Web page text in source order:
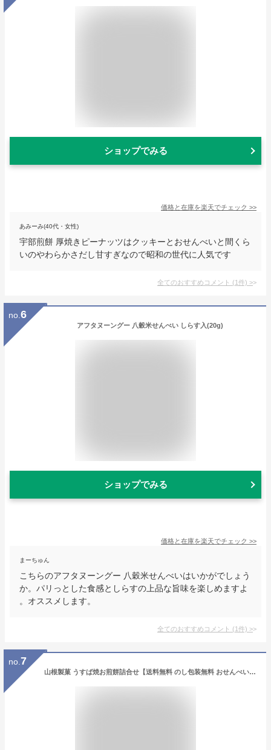
ショップでみる
価格と在庫を楽天でチェック >>
あみーみ(40代・女性)
宇部煎餅 厚焼きピーナッツはクッキーとおせんべいと間くら
いのやわらかさだし甘すぎなので昭和の世代に人気です
全てのおすすめコメント (1件) >
no. 6
アフタヌーングー 八穀米せんべい しらす入(20g)
ショップでみる
価格と在庫を楽天でチェック >>
まーちゅん
こちらのアフタヌーングー 八穀米せんべいはいかがでしょう
か。パリっとした食感としらすの上品な旨味を楽しめますよ
。オススメします。
全てのおすすめコメント (1件) >
no. 7
山根製菓 うすば焼お煎餅詰合せ【送料無料 のし包装無料 おせんべい 個包装 うす焼せんべい 和菓子 詰め合わせ ギフト 出産祝い プレゼント 手土産 差し入れ 贈答 人気 ランキング 受賞 口コミ おすすめ お茶菓子 ばらまき 高級 有名 薄い 国産 あられ】